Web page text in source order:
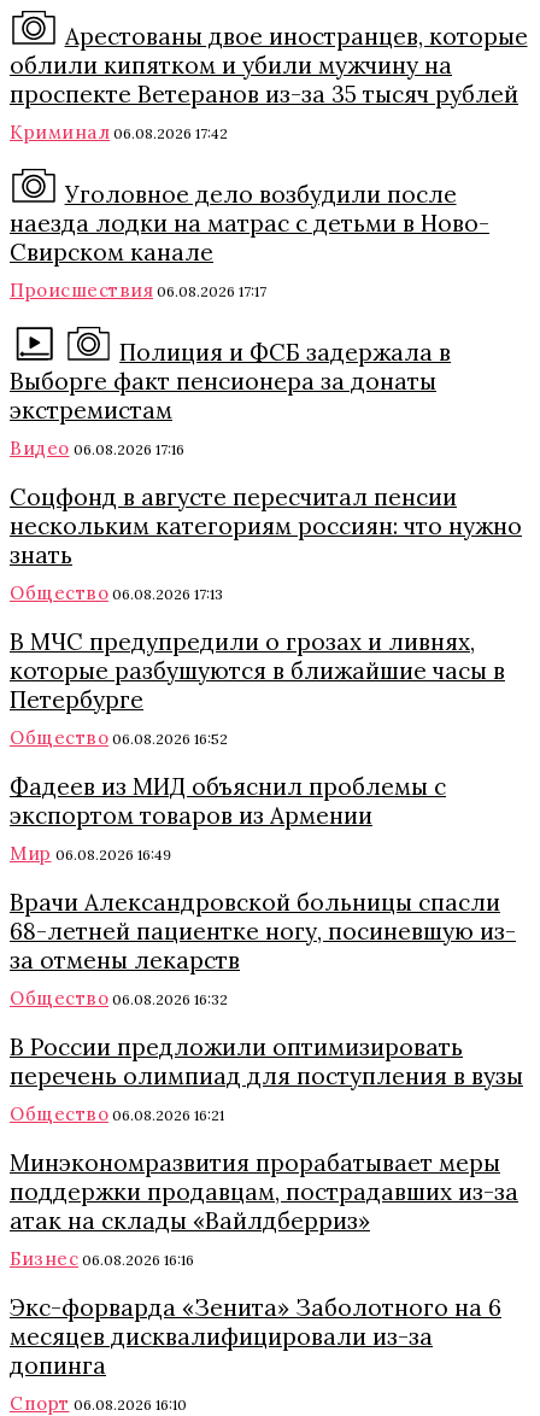
Арестованы двое иностранцев, которые
облили кипятком и убили мужчину на
проспекте Ветеранов из-за 35 тысяч рублей
Криминал 06.08.2026 17:42
Уголовное дело возбудили после
наезда лодки на матрас с детьми в Ново-
Свирском канале
Происшествия 06.08.2026 17:17
Полиция и ФСБ задержала в
Выборге факт пенсионера за донаты
экстремистам
Видео 06.08.2026 17:16
Соцфонд в августе пересчитал пенсии
нескольким категориям россиян: что нужно
знать
Общество 06.08.2026 17:13
В МЧС предупредили о грозах и ливнях,
которые разбушуются в ближайшие часы в
Петербурге
Общество 06.08.2026 16:52
Фадеев из МИД объяснил проблемы с
экспортом товаров из Армении
Мир 06.08.2026 16:49
Врачи Александровской больницы спасли
68-летней пациентке ногу, посиневшую из-
за отмены лекарств
Общество 06.08.2026 16:32
В России предложили оптимизировать
перечень олимпиад для поступления в вузы
Общество 06.08.2026 16:21
Минэкономразвития прорабатывает меры
поддержки продавцам, пострадавших из-за
атак на склады «Вайлдберриз»
Бизнес 06.08.2026 16:16
Экс-форварда «Зенита» Заболотного на 6
месяцев дисквалифицировали из-за
допинга
Спорт 06.08.2026 16:10